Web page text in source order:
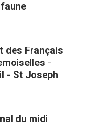
des Français
-
- St Joseph
du midi